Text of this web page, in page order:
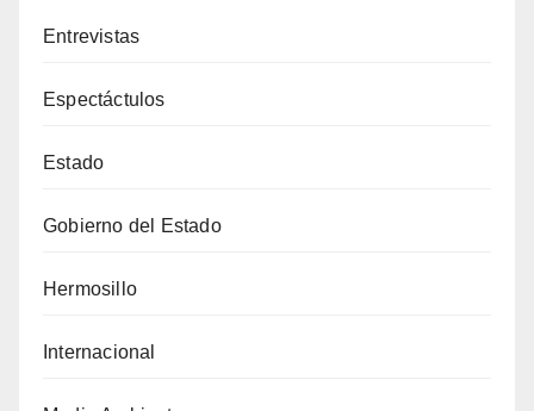
Entrevistas
Espectáctulos
Estado
Gobierno del Estado
Hermosillo
Internacional